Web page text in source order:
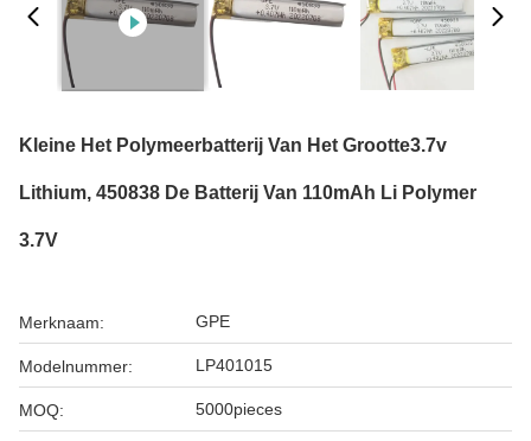
Kleine Het Polymeerbatterij Van Het Grootte3.7v
Lithium, 450838 De Batterij Van 110mAh Li Polymer
3.7V
Merknaam: GPE
Modelnummer: LP401015
MOQ: 5000pieces